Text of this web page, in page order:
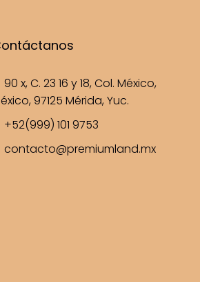
90 x, C. 23 16 y 18, Col. México,
97125 Mérida, Yuc.
+52(999) 101 9753
contacto@premiumland.mx